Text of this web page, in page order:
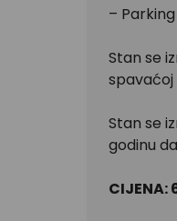
–
Stan se
spavaćoj
Stan se
godinu
CIJENA: